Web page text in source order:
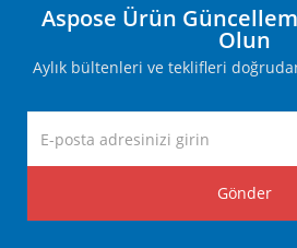
Aspose Ürün
Olun
Aylık bültenleri ve teklifleri
Gönder